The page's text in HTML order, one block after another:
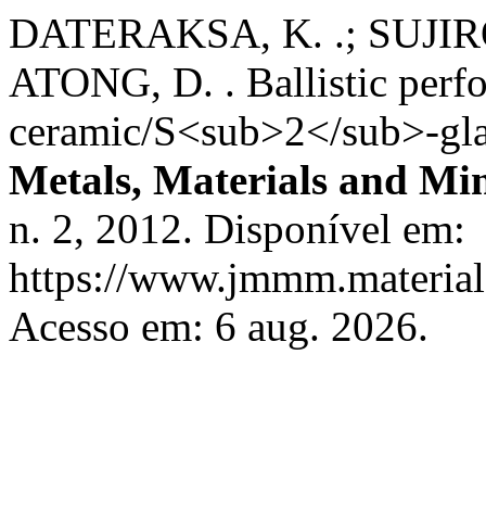
DATERAKSA, K. .;
ATONG, D. . Ballistic
ceramic/S<sub>2</sub>-
Metals, Materials and
n. 2, 2012. Disponível em:
https://
Acesso em: 6 aug. 2026.